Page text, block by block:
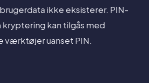
ikke eksisterer. PIN-
kryptering kan tilgås med
værktøjer uanset PIN.